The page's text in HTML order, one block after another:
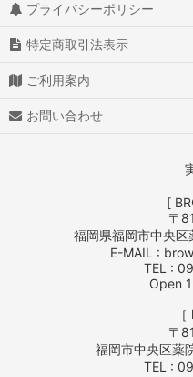
プライバシーポリシー
特定商取引法表示
ご利用案内
お問い合わせ
[
〒
福岡県福岡市中央
E-MAIL :
TEL :
Open
〒
福岡市中央区薬
TEL :